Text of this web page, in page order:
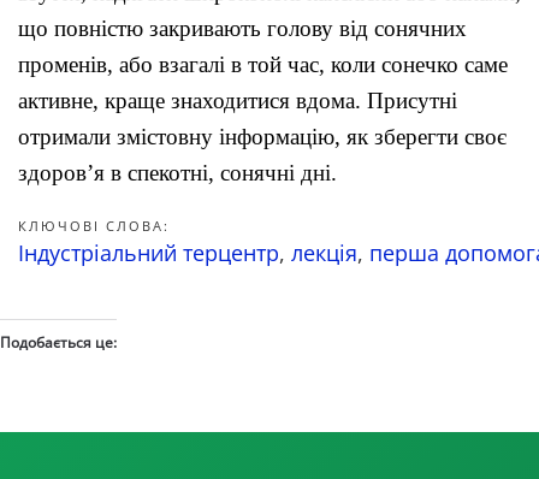
що повністю закривають голову від сонячних
променів, або взагалі в той час, коли сонечко саме
активне, краще знаходитися вдома. Присутні
отримали змістовну інформацію, як зберегти своє
здоров’я в спекотні, сонячні дні.
КЛЮЧОВІ СЛОВА:
Індустріальний терцентр, лекція, перша
Подобається це: